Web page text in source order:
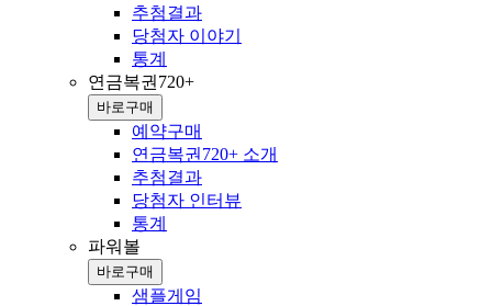
추첨결과
당첨자 이야기
통계
연금복권720+
바로구매
예약구매
연금복권720+ 소개
추첨결과
당첨자 인터뷰
통계
파워볼
바로구매
샘플게임